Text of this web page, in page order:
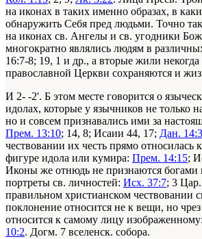
на иконах в таких именно образах, в
обнаружить Себя пред людьми. Точно
на иконах св. Ангелы и св. угодники
многократно являлись людям в
16:7-8; 19, 1 и др., а вторые жили некогда
православной Церкви сохраняются и
И 2- -2'. Б этом месте говорится о
идолах, которые у язычников не только
но и совсем признавались ими за
Прем. 13:10; 14, 8; Исаии 44, 17; Дан.
чествовании их честь прямо относилась
фигуре идола или кумира: Прем. 14:15;
Иконы же отнюдь не признаются богами
портреты св. личностей: Исх. 37:7; 3
правильном христианском чествовании
поклонение относится не к вещи, но
относится к самому лицу изображенному:
10:2. Догм. 7 вселенск. собора.